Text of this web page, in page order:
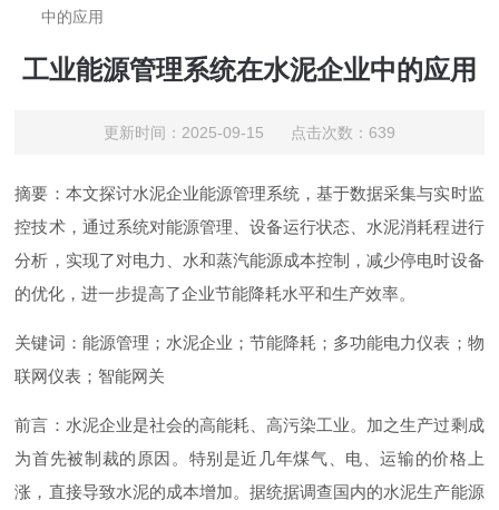
中的应用
工业能源管理系统在水泥企业中的应用
更新时间：2025-09-15 点击次数：639
摘要：本文探讨水泥企业能源管理系统，基于数据采集与实时监
控技术，通过系统对能源管理、设备运行状态、水泥消耗程进行
分析，实现了对电力、水和蒸汽能源成本控制，减少停电时设备
的优化，进一步提高了企业节能降耗水平和生产效率。
关键词：能源管理；水泥企业；节能降耗；多功能电力仪表；物
联网仪表；智能网关
前言：水泥企业是社会的高能耗、高污染工业。加之生产过剩成
为首先被制裁的原因。特别是近几年煤气、电、运输的价格上
涨，直接导致水泥的成本增加。据统据调查国内的水泥生产能源